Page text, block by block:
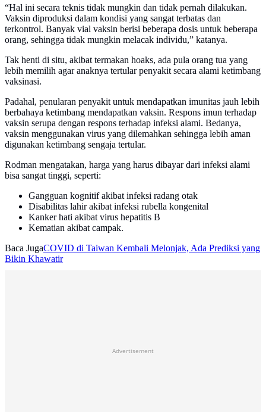
“Hal ini secara teknis tidak mungkin dan tidak pernah dilakukan.
Vaksin diproduksi dalam kondisi yang sangat terbatas dan
terkontrol. Banyak vial vaksin berisi beberapa dosis untuk beberapa
orang, sehingga tidak mungkin melacak individu,” katanya.
Tak henti di situ, akibat termakan hoaks, ada pula orang tua yang
lebih memilih agar anaknya tertular penyakit secara alami ketimbang
vaksinasi.
Padahal, penularan penyakit untuk mendapatkan imunitas jauh lebih
berbahaya ketimbang mendapatkan vaksin. Respons imun terhadap
vaksin serupa dengan respons terhadap infeksi alami. Bedanya,
vaksin menggunakan virus yang dilemahkan sehingga lebih aman
digunakan ketimbang sengaja tertular.
Rodman mengatakan, harga yang harus dibayar dari infeksi alami
bisa sangat tinggi, seperti:
Gangguan kognitif akibat infeksi radang otak
Disabilitas lahir akibat infeksi rubella kongenital
Kanker hati akibat virus hepatitis B
Kematian akibat campak.
Baca JugaCOVID di Taiwan Kembali Melonjak, Ada Prediksi yang
Bikin Khawatir
Advertisement